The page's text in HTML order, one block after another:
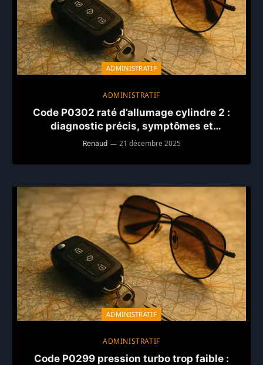
ADMINISTRATIF
ADMINISTRATIF
Code P0302 raté d’allumage cylindre 2 :
diagnostic précis, symptômes et
réparations fiables
Renaud 21 décembre 2025
ADMINISTRATIF
ADMINISTRATIF
Code P0299 pression turbo trop faible :